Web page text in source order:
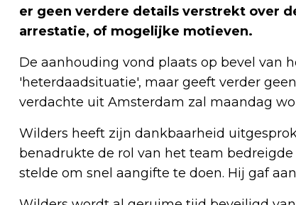
er geen verdere details verstrekt over
arrestatie, of mogelijke motieven.
De aanhouding vond plaats op bevel van
'heterdaadsituatie', maar geeft verder
verdachte uit Amsterdam zal maandag
Wilders heeft zijn dankbaarheid
benadrukte de rol van het team
stelde om snel aangifte te doen. Hij gaf